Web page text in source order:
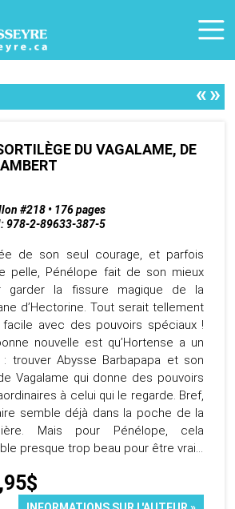
«»
DU VAGALAME, DE
#218 • 176 pages
978-2-89633-387-5
de son seul courage, et parfois
pelle, Pénélope fait de son mieux
garder la fissure magique de la
d’Hectorine. Tout serait tellement
facile avec des pouvoirs spéciaux !
nouvelle est qu’Hortense a un
: trouver Abysse Barbapapa et son
Vagalame qui donne des pouvoirs
à celui qui le regarde. Bref,
semble déjà dans la poche de la
Mais pour Pénélope, cela
presque trop beau pour être vrai…